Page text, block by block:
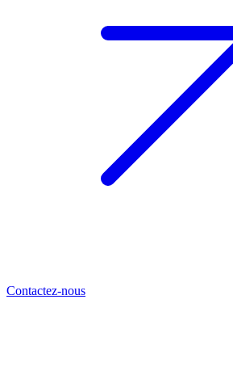
Contactez-nous